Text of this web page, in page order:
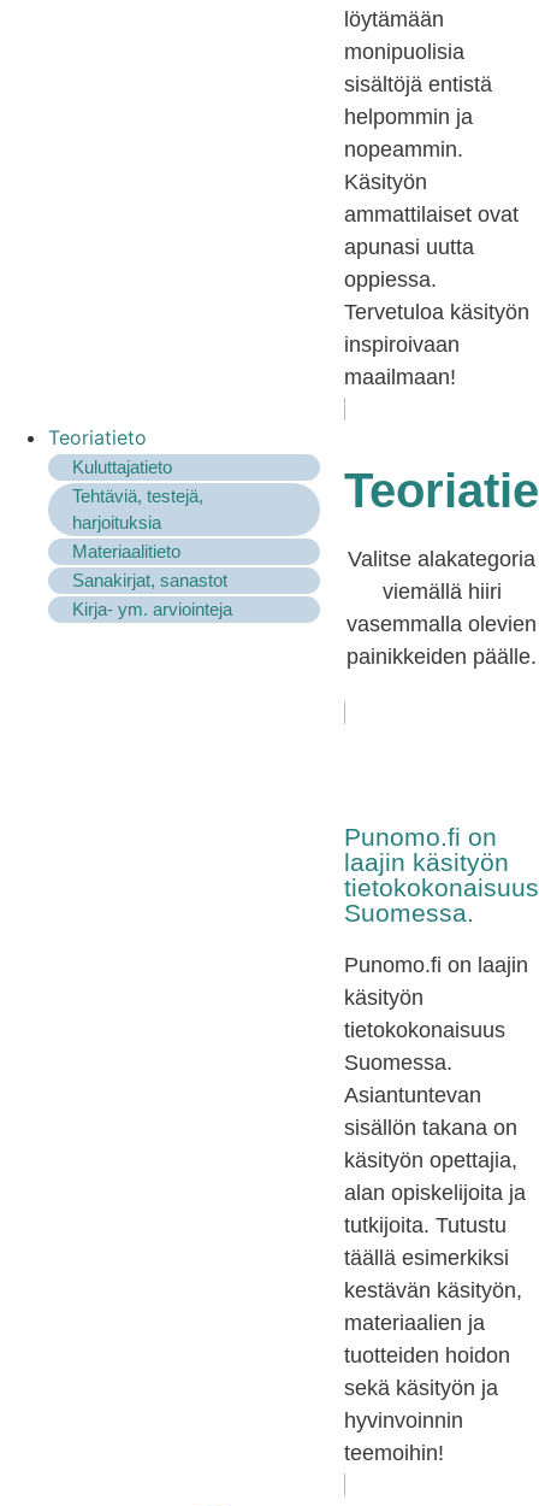
löytämään
monipuolisia
sisältöjä entistä
helpommin ja
nopeammin.
Käsityön
ammattilaiset ovat
apunasi uutta
oppiessa.
Tervetuloa käsityön
inspiroivaan
maailmaan!
Teoriatieto
Kuluttajatieto
Tehtäviä, testejä,
harjoituksia
Materiaalitieto
Sanakirjat, sanastot
Kirja- ym. arviointeja
Valitse alakategoria
viemällä hiiri
vasemmalla olevien
painikkeiden päälle.
Punomo.fi on
laajin käsityön
tietokokonaisuus
Suomessa.
Punomo.fi on laajin
käsityön
tietokokonaisuus
Suomessa.
Asiantuntevan
sisällön takana on
käsityön opettajia,
alan opiskelijoita ja
tutkijoita. Tutustu
täällä esimerkiksi
kestävän käsityön,
materiaalien ja
tuotteiden hoidon
sekä käsityön ja
hyvinvoinnin
teemoihin!